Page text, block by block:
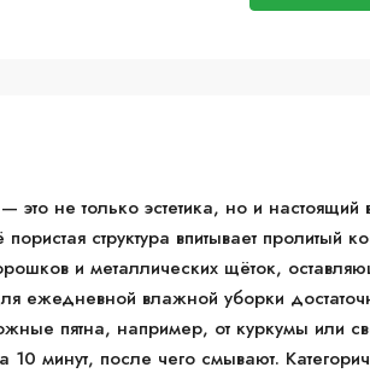
это не только эстетика, но и настоящий
структура впитывает пролитый
и металлических щёток,
ежедневной влажной уборки
пятна, например, от куркумы или
минут, после чего смывают.